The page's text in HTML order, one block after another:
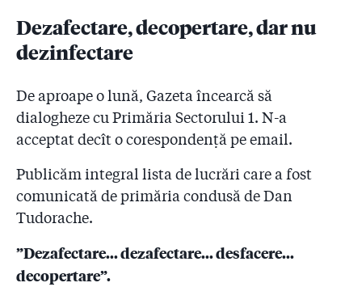
Dezafectare, decopertare, dar nu
dezinfectare
De aproape o lună, Gazeta încearcă să
dialogheze cu Primăria Sectorului 1. N-a
acceptat decît o corespondență pe email.
Publicăm integral lista de lucrări care a fost
comunicată de primăria condusă de Dan
Tudorache.
”Dezafectare... dezafectare... desfacere...
decopertare”.